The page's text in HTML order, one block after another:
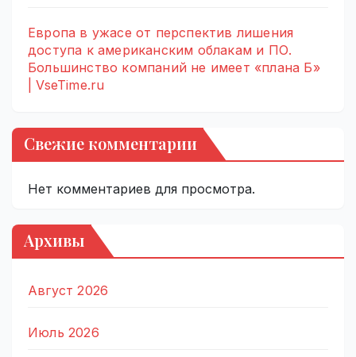
Европа в ужасе от перспектив лишения
доступа к американским облакам и ПО.
Большинство компаний не имеет «плана Б»
| VseTime.ru
Свежие комментарии
Нет комментариев для просмотра.
Архивы
Август 2026
Июль 2026